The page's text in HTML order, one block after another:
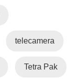
telecamera
Tetra Pak